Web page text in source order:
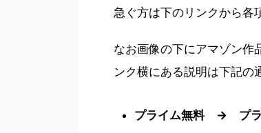
急ぐ方は下のリンクから各
なお画像の下にアマゾン作
ンク横にある説明は下記の
プライム無料 → プラ